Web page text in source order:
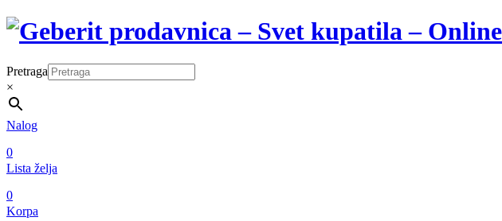
Pretraga
×
Nalog
0
Lista želja
0
Korpa